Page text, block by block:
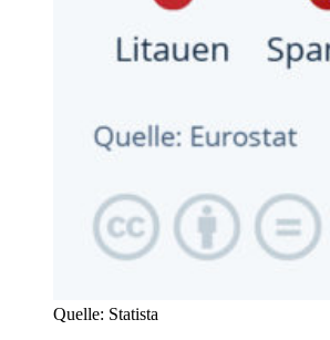
Quelle: Statista